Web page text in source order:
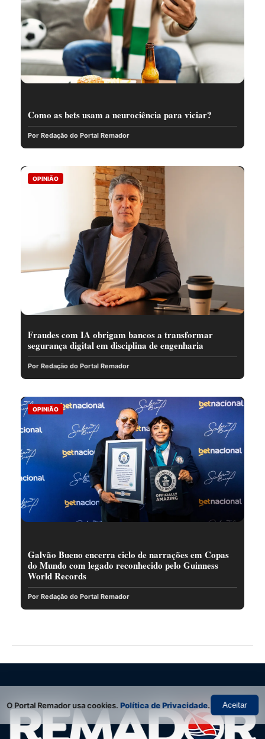
Como as bets usam a neurociência para viciar?
Por Redação do Portal Remador
OPINIÃO
Fraudes com IA obrigam bancos a transformar
segurança digital em disciplina de engenharia
Por Redação do Portal Remador
OPINIÃO
Galvão Bueno encerra ciclo de narrações em Copas
do Mundo com legado reconhecido pelo Guinness
World Records
Por Redação do Portal Remador
O Portal Remador usa cookies.Política de Privacidade. Aceitar